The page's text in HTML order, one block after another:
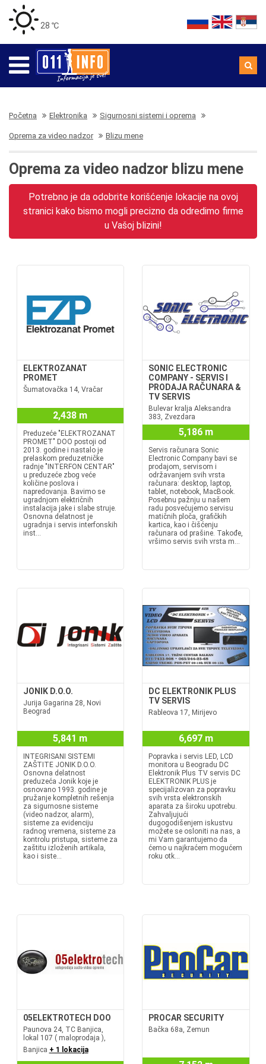
28 ℃
Početna Elektronika Sigurnosni sistemi i oprema
Oprema za video nadzor Blizu mene
Oprema za video nadzor blizu mene
Potrebno je da odobrite korišćenje lokacije na ovoj
stranici kako bismo mogli precizno da odredimo firme
u Vašoj blizini!
ELEKTROZANAT
PROMET
Šumatovačka 14, Vračar
2,438 m
Preduzeće "ELEKTROZANAT
PROMET" DOO postoji od
2013. godine i nastalo je
prelaskom preduzetničke
radnje "INTERFON CENTAR"
u preduzeće zbog veće
količine poslova i
napredovanja. Bavimo se
ugradnjom električnih
instalacija jake i slabe struje.
Osnovna delatnost je
ugradnja i servis interfonskih
inst...
SONIC ELECTRONIC
COMPANY - SERVIS I
PRODAJA RAČUNARA &
TV SERVIS
Bulevar kralja Aleksandra
383, Zvezdara
5,186 m
Servis računara Sonic
Electronic Company bavi se
prodajom, servisom i
održavanjem svih vrsta
računara: desktop, laptop,
tablet, notebook, MacBook.
Posebnu pažnju u našem
radu posvećujemo servisu
matičnih ploča, grafičkih
kartica, kao i čišćenju
računara od prašine. Takođe,
vršimo servis svih vrsta m...
JONIK D.O.O.
Jurija Gagarina 28, Novi
Beograd
5,841 m
INTEGRISANI SISTEMI
ZAŠTITE JONIK D.O.O.
Osnovna delatnost
preduzeća Jonik koje je
osnovano 1993. godine je
pružanje kompletnih rešenja
za sigurnosne sisteme
(video nadzor, alarm),
sisteme za evidenciju
radnog vremena, sisteme za
kontrolu pristupa, sisteme za
zaštitu izloženih artikala,
kao i siste...
DC ELEKTRONIK PLUS
TV SERVIS
Rableova 17, Mirijevo
6,697 m
Popravka i servis LED, LCD
monitora u Beogradu DC
Elektronik Plus TV servis DC
ELEKTRONIK PLUS je
specijalizovan za popravku
svih vrsta elektronskih
aparata za široku upotrebu.
Zahvaljujući
dugogodišenjem iskustvu
možete se osloniti na nas, a
mi Vam garantujemo da
ćemo u najkraćem mogućem
roku otk...
05ELEKTROTECH DOO
Paunova 24, TC Banjica,
lokal 107 ( maloprodaja ),
Banjica + 1 lokacija
PROCAR SECURITY
Bačka 68a, Zemun